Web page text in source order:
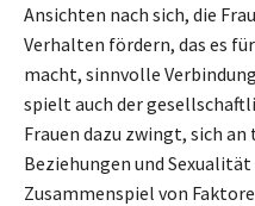
Ansichten nach sich, die
Verhalten fördern, das es
macht, sinnvolle
spielt auch der
Frauen dazu zwingt, sich
Beziehungen und
Zusammenspiel von